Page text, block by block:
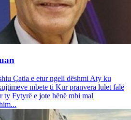
Çatia e etur ngeli dëshmi Aty ku
mbete ti Kur pranvera lulet falë
ty Fytyrë e jote hënë mbi mal